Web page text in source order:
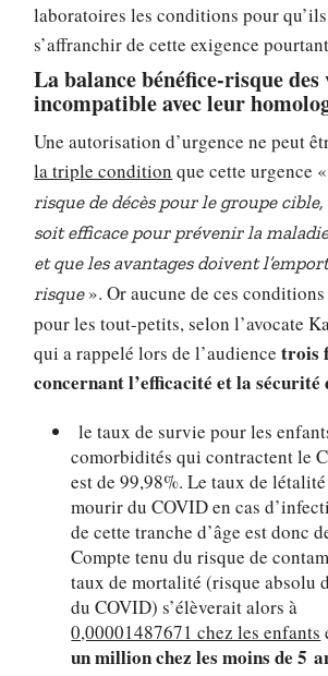
laboratoires les conditions pour
s’affranchir de cette exigence
La balance bénéfice-risque des
incompatible avec leur
Une autorisation d’urgence ne peut
la triple condition que cette urgence «
risque de décès pour le groupe
soit efficace pour prévenir la
et que les avantages doivent
risque ». Or aucune de ces
pour les tout-petits, selon l’avocate
qui a rappelé lors de l’audiencetrois
concernant l’efficacité et la sécurité
le taux de survie pour les
comorbidités qui contractent le
est de 99,98%. Le taux de
mourir du COVID en cas
de cette tranche d’âge est donc
Compte tenu du risque de
taux de mortalité (risque absolu
du COVID) s’élèverait alors à
0,00001487671 chez les enfants
un million chez les moins de 5